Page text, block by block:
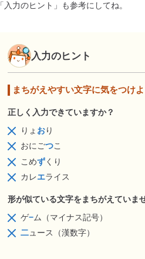
「入力のヒント」も参考にしてね。
入力のヒント
まちがえやすい文字に気をつけよ
正しく入力できていますか？
りょ おり
おにごつこ
こめずくり
カレエライス
形が似ている文字をまちがえていま
ゲ−ム（マイナス記号）
二ュース（漢数字）